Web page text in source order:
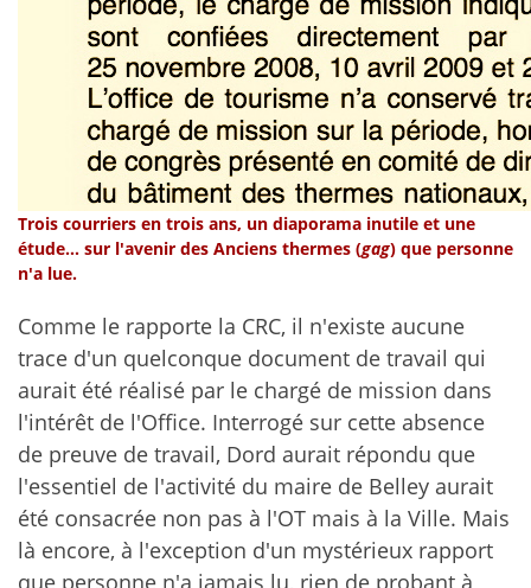
Trois courriers en trois ans, un diaporama inutile et une
étude... sur l'avenir des Anciens thermes (gag) que personne
n'a lue.
Comme le rapporte la CRC, il n'existe aucune
trace d'un quelconque document de travail qui
aurait été réalisé par le chargé de mission dans
l'intérêt de l'Office. Interrogé sur cette absence
de preuve de travail, Dord aurait répondu que
l'essentiel de l'activité du maire de Belley aurait
été consacrée non pas à l'OT mais à la Ville. Mais
là encore, à l'exception d'un mystérieux rapport
que personne n'a jamais lu, rien de probant à